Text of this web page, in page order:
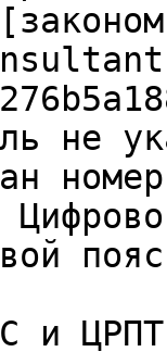
не